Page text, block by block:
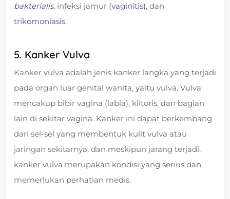
bakterialis, infeksi jamur (vaginitis), dan
trikomoniasis.
5. Kanker Vulva
Kanker vulva adalah jenis kanker langka yang terjadi
pada organ luar genital wanita, yaitu vulva. Vulva
mencakup bibir vagina (labia), klitoris, dan bagian
lain di sekitar vagina. Kanker ini dapat berkembang
dari sel-sel yang membentuk kulit vulva atau
jaringan sekitarnya, dan meskipun jarang terjadi,
kanker vulva merupakan kondisi yang serius dan
memerlukan perhatian medis.